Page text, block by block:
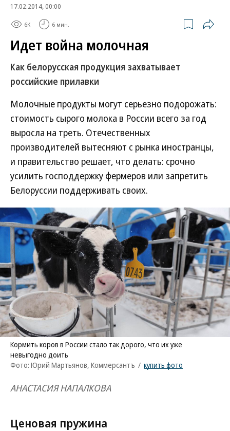
17.02.2014, 00:00
6K 6 мин.
Идет война молочная
Как белорусская продукция захватывает
российские прилавки
Молочные продукты могут серьезно подорожать:
стоимость сырого молока в России всего за год
выросла на треть. Отечественных
производителей вытесняют с рынка иностранцы,
и правительство решает, что делать: срочно
усилить господдержку фермеров или запретить
Белоруссии поддерживать своих.
Кормить коров в России стало так дорого, что их уже
невыгодно доить
Фото: Юрий Мартьянов, Коммерсантъ / купить фото
АНАСТАСИЯ НАПАЛКОВА
Ценовая пружина